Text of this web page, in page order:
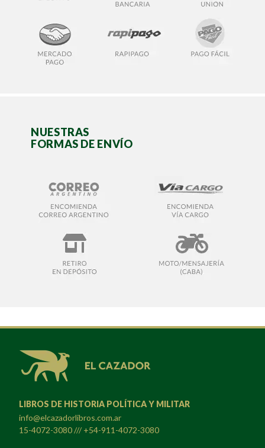
NUESTRAS
FORMAS DE ENVÍO
LIBROS DE HISTORIA POLÍTICA Y MILITAR
info@elcazadorlibros.com.ar
15-4072-3080 /// +54-911-4072-3080